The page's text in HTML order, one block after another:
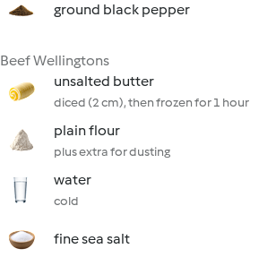
ground black pepper
Beef Wellingtons
unsalted butter
diced (2 cm), then frozen for 1 hour
plain flour
plus extra for dusting
water
cold
fine sea salt